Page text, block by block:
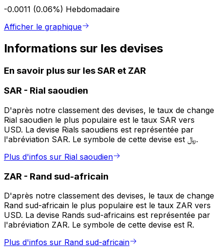
-0.0011 (0.06%) Hebdomadaire
Afficher le graphique
Informations sur les devises
En savoir plus sur les SAR et ZAR
SAR - Rial saoudien
D'après notre classement des devises, le taux de change
Rial saoudien le plus populaire est le taux SAR vers
USD. La devise Rials saoudiens est représentée par
l'abréviation SAR. Le symbole de cette devise est ﷼.
Plus d'infos sur Rial saoudien
ZAR - Rand sud-africain
D'après notre classement des devises, le taux de change
Rand sud-africain le plus populaire est le taux ZAR vers
USD. La devise Rands sud-africains est représentée par
l'abréviation ZAR. Le symbole de cette devise est R.
Plus d'infos sur Rand sud-africain